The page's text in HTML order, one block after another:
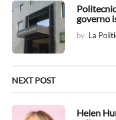
t
i
o
n
governo
by La
NEXT POST
Helen